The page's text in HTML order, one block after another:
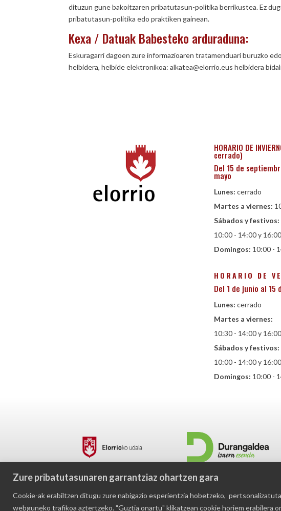
Zure pribatutasunaren garrantziaz ohartzen gara
Cookie-ak erabiltzen ditugu zure nabigazio esperientzia hobetzeko,
webguneko trafikoa aztertzeko. "Guztia onartu" klikatzean cookie horiem erabilera
dituzun gune bakoitzaren pribatutasun-politika berrikustea. Ez
pribatutasun-politika edo praktiken gainean.
Kexa / Datuak Babesteko arduraduna:
Eskuragarri dagoen zure informazioaren tratamenduari buruzko
helbidera, helbide elektronikoa: alkatea@elorrio.eus helbidera
HORARIO DE
cerrado)
Del 15 de
mayo
Lunes: cerrado
Martes a viernes:
Sábados y festivos:
10:00 - 14:00 y
Domingos: 10:00 -
HORARIO DE
Del 1 de junio al 15
Lunes: cerrado
Martes a viernes:
10:30 - 14:00 y
Sábados y festivos:
10:00 - 14:00 y
Domingos: 10:00 -
Durangaldeko profesionaletzako formakuntza